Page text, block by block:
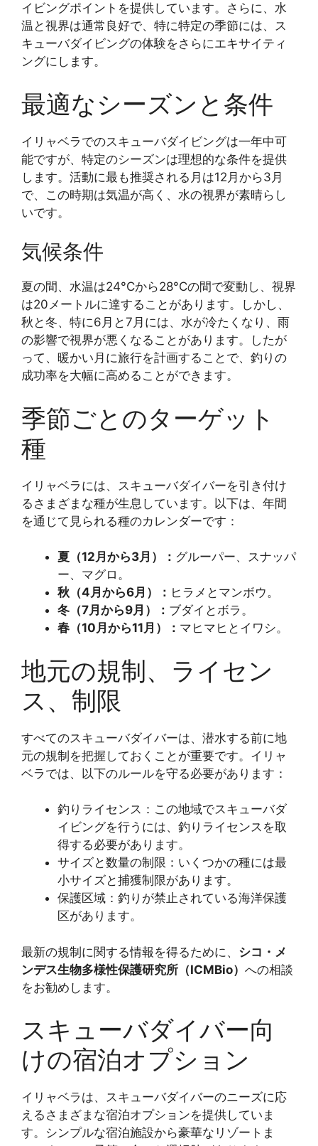
イビングポイントを提供しています。さらに、水
温と視界は通常良好で、特に特定の季節には、ス
キューバダイビングの体験をさらにエキサイティ
ングにします。
最適なシーズンと条件
イリャベラでのスキューバダイビングは一年中可
能ですが、特定のシーズンは理想的な条件を提供
します。活動に最も推奨される月は12月から3月
で、この時期は気温が高く、水の視界が素晴らし
いです。
気候条件
夏の間、水温は24°Cから28°Cの間で変動し、視界
は20メートルに達することがあります。しかし、
秋と冬、特に6月と7月には、水が冷たくなり、雨
の影響で視界が悪くなることがあります。したが
って、暖かい月に旅行を計画することで、釣りの
成功率を大幅に高めることができます。
季節ごとのターゲット
種
イリャベラには、スキューバダイバーを引き付け
るさまざまな種が生息しています。以下は、年間
を通じて見られる種のカレンダーです：
夏（12月から3月）： グルーパー、スナッパ
ー、マグロ。
秋（4月から6月）： ヒラメとマンボウ。
冬（7月から9月）： ブダイとボラ。
春（10月から11月）： マヒマヒとイワシ。
地元の規制、ライセン
ス、制限
すべてのスキューバダイバーは、潜水する前に地
元の規制を把握しておくことが重要です。イリャ
ベラでは、以下のルールを守る必要があります：
釣りライセンス：この地域でスキューバダ
イビングを行うには、釣りライセンスを取
得する必要があります。
サイズと数量の制限：いくつかの種には最
小サイズと捕獲制限があります。
保護区域：釣りが禁止されている海洋保護
区があります。
最新の規制に関する情報を得るために、 シコ・メ
ンデス生物多様性保護研究所（ICMBio） への相談
をお勧めします。
スキューバダイバー向
けの宿泊オプション
イリャベラは、スキューバダイバーのニーズに応
えるさまざまな宿泊オプションを提供していま
す。シンプルな宿泊施設から豪華なリゾートま